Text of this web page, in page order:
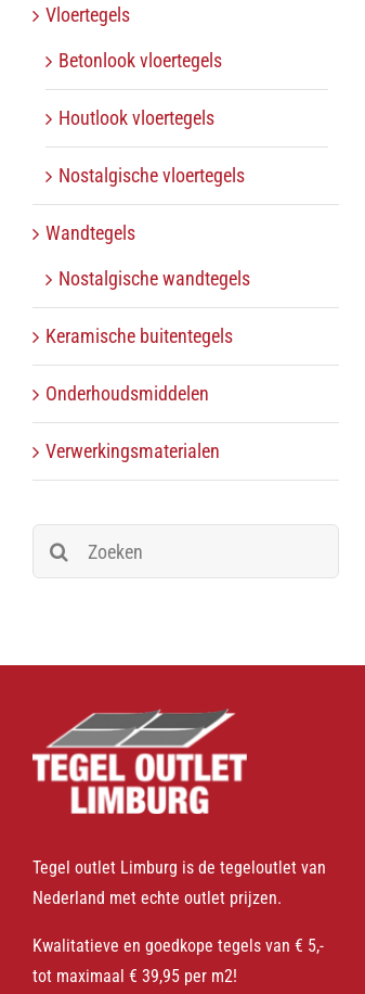
Vloertegels
Betonlook vloertegels
Houtlook vloertegels
Nostalgische vloertegels
Wandtegels
Nostalgische wandtegels
Keramische buitentegels
Onderhoudsmiddelen
Verwerkingsmaterialen
Zoeken
naar:
Tegel outlet Limburg is de tegeloutlet van
Nederland met echte outlet prijzen.
Kwalitatieve en goedkope tegels van € 5,-
tot maximaal € 39,95 per m2!